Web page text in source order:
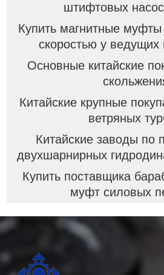
штифтовых
Купить магнитные муфты
скоростью у ведущих
Основные китайские
Китайские крупные
ветряных
Китайские заводы по
двухшарнирных
Купить поставщика
муфт силовых